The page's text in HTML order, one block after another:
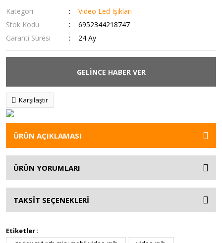
Kategori
Video Led Işıkları
Stok Kodu
6952344218747
Garanti Süresi
24 Ay
GELİNCE HABER VER
Karşılaştır
ÜRÜN AÇIKLAMASI
ÜRÜN YORUMLARI
TAKSİT SEÇENEKLERİ
Etiketler :